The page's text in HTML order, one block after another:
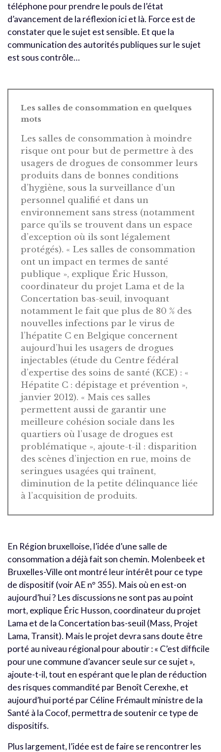
téléphone pour prendre le pouls de l’état
d’avancement de la réflexion ici et là. Force est de
constater que le sujet est sensible. Et que la
communication des autorités publiques sur le sujet
est sous contrôle…
Les salles de consommation en quelques
mots
Les salles de consommation à moindre
risque ont pour but de permettre à des
usagers de drogues de consommer leurs
produits dans de bonnes conditions
d’hygiène, sous la surveillance d’un
personnel qualifié et dans un
environnement sans stress (notamment
parce qu’ils se trouvent dans un espace
d’exception où ils sont légalement
protégés). « Les salles de consommation
ont un impact en termes de santé
publique », explique Éric Husson,
coordinateur du projet Lama et de la
Concertation bas-seuil, invoquant
notamment le fait que plus de 80 % des
nouvelles infections par le virus de
l’hépatite C en Belgique concernent
aujourd’hui les usagers de drogues
injectables (étude du Centre fédéral
d’expertise des soins de santé (KCE) : «
Hépatite C : dépistage et prévention »,
janvier 2012). « Mais ces salles
permettent aussi de garantir une
meilleure cohésion sociale dans les
quartiers où l’usage de drogues est
problématique », ajoute-t-il : disparition
des scènes d’injection en rue, moins de
seringues usagées qui traînent,
diminution de la petite délinquance liée
à l’acquisition de produits.
En Région bruxelloise, l’idée d’une salle de
consommation a déjà fait son chemin. Molenbeek et
Bruxelles-Ville ont montré leur intérêt pour ce type
de dispositif (voir AE n° 355). Mais où en est-on
aujourd’hui ? Les discussions ne sont pas au point
mort, explique Éric Husson, coordinateur du projet
Lama et de la Concertation bas-seuil (Mass, Projet
Lama, Transit). Mais le projet devra sans doute être
porté au niveau régional pour aboutir : « C’est difficile
pour une commune d’avancer seule sur ce sujet »,
ajoute-t-il, tout en espérant que le plan de réduction
des risques commandité par Benoît Cerexhe, et
aujourd’hui porté par Céline Frémault ministre de la
Santé à la Cocof, permettra de soutenir ce type de
dispositifs.
Plus largement, l’idée est de faire se rencontrer les